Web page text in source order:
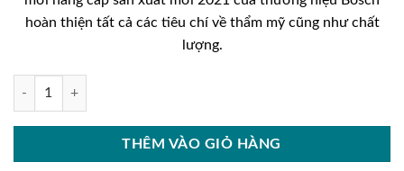
26.800.000₫.là:
hoàn thiện tất cả các tiêu chí về thẩm mỹ cũng như chất
lượng.
Máy rửa bát độc lập BOSCH SMS2ITI33E-Serie 2 số lượng
THÊM VÀO GIỎ HÀNG